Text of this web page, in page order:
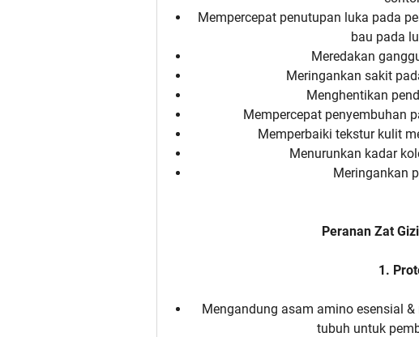
Mempercepat penutupan luka pada
bau pada
Meredakan
Meringankan sakit
Menghentikan
Mempercepat penyembuhan
Memperbaiki tekstur kulit
Menurunkan kadar
Meringankan
Peranan Zat
1.
Mengandung asam amino esensial
tubuh untuk